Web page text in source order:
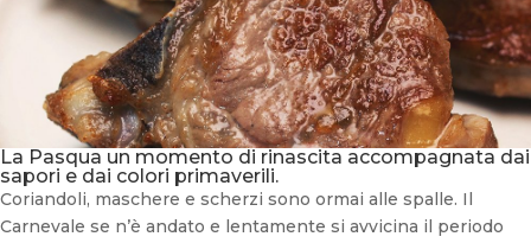
La Pasqua un momento di rinascita accompagnata dai
sapori e dai colori primaverili.
Coriandoli, maschere e scherzi sono ormai alle spalle. Il
Carnevale se n’è andato e lentamente si avvicina il periodo